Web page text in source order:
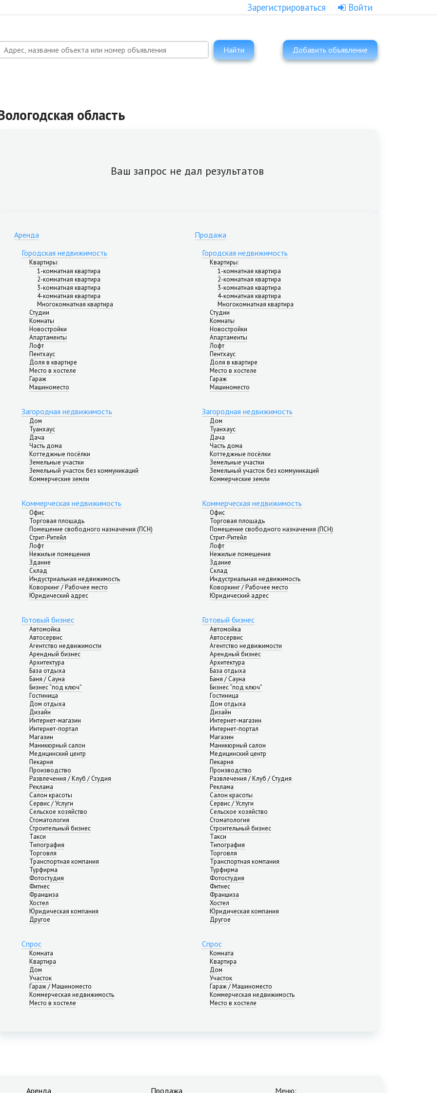
Зарегистрироваться Войти
Найти Добавить объявление
область
Ваш запрос не дал результатов
Аренда
Городская недвижимость
Квартиры:
1-комнатная квартира
2-комнатная квартира
3-комнатная квартира
4-комнатная квартира
Многокомнатная квартира
Студии
Комнаты
Новостройки
Апартаменты
Лофт
Пентхаус
Доля в квартире
Место в хостеле
Гараж
Машиноместо
Загородная недвижимость
Дом
Туанхаус
Дача
Часть дома
Коттеджные посёлки
Земельные участки
Земельный участок без коммуникаций
Коммерческие земли
Коммерческая недвижимость
Офис
Торговая площадь
Помещение свободного назначения (ПСН)
Стрит-Ритейл
Лофт
Нежилые помещения
Здание
Склад
Индустриальная недвижимость
Коворкинг / Рабочее место
Юридический адрес
Готовый бизнес
Автомойка
Автосервис
Агентство недвижимости
Арендный бизнес
Архитектура
База отдыха
Баня / Сауна
Бизнес “под ключ”
Гостиница
Дом отдыха
Дизайн
Интернет-магазин
Интернет-портал
Магазин
Маникюрный салон
Медицинский центр
Пекарня
Производство
Развлечения / Клуб / Студия
Реклама
Салон красоты
Сервис / Услуги
Сельское хозяйство
Стоматология
Строительный бизнес
Такси
Типография
Торговля
Транспортная компания
Турфирма
Фотостудия
Фитнес
Франшиза
Хостел
Юридическая компания
Другое
Спрос
Комната
Квартира
Дом
Участок
Гараж / Машиноместо
Коммерческая недвижимость
Место в хостеле
Продажа
Городская недвижимость
Квартиры:
1-комнатная квартира
2-комнатная квартира
3-комнатная квартира
4-комнатная квартира
Многокомнатная квартира
Студии
Комнаты
Новостройки
Апартаменты
Лофт
Пентхаус
Доля в квартире
Место в хостеле
Гараж
Машиноместо
Загородная недвижимость
Дом
Туанхаус
Дача
Часть дома
Коттеджные посёлки
Земельные участки
Земельный участок без коммуникаций
Коммерческие земли
Коммерческая недвижимость
Офис
Торговая площадь
Помещение свободного назначения (ПСН)
Стрит-Ритейл
Лофт
Нежилые помещения
Здание
Склад
Индустриальная недвижимость
Коворкинг / Рабочее место
Юридический адрес
Готовый бизнес
Автомойка
Автосервис
Агентство недвижимости
Арендный бизнес
Архитектура
База отдыха
Баня / Сауна
Бизнес “под ключ”
Гостиница
Дом отдыха
Дизайн
Интернет-магазин
Интернет-портал
Магазин
Маникюрный салон
Медицинский центр
Пекарня
Производство
Развлечения / Клуб / Студия
Реклама
Салон красоты
Сервис / Услуги
Сельское хозяйство
Стоматология
Строительный бизнес
Такси
Типография
Торговля
Транспортная компания
Турфирма
Фотостудия
Фитнес
Франшиза
Хостел
Юридическая компания
Другое
Спрос
Комната
Квартира
Дом
Участок
Гараж / Машиноместо
Коммерческая недвижимость
Место в хостеле
Аренда Продажа Меню: